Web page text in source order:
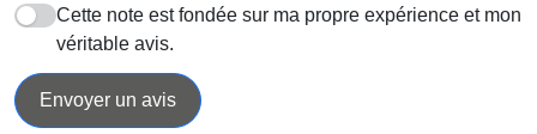
Cette note est fondée sur ma propre expérience et mon
véritable avis.
Envoyer un avis